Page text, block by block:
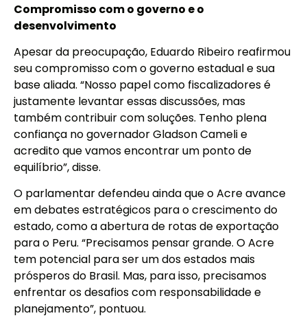
Compromisso com o governo e o
desenvolvimento
Apesar da preocupação, Eduardo Ribeiro reafirmou
seu compromisso com o governo estadual e sua
base aliada. “Nosso papel como fiscalizadores é
justamente levantar essas discussões, mas
também contribuir com soluções. Tenho plena
confiança no governador Gladson Cameli e
acredito que vamos encontrar um ponto de
equilíbrio”, disse.
O parlamentar defendeu ainda que o Acre avance
em debates estratégicos para o crescimento do
estado, como a abertura de rotas de exportação
para o Peru. “Precisamos pensar grande. O Acre
tem potencial para ser um dos estados mais
prósperos do Brasil. Mas, para isso, precisamos
enfrentar os desafios com responsabilidade e
planejamento”, pontuou.